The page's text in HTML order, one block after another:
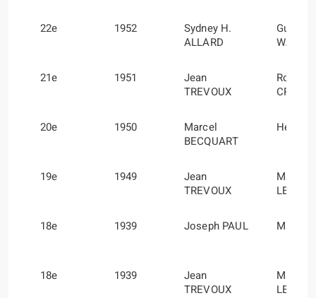
22e 1952
Sydney H.
ALLARD
Guy
21e 1951
Jean
TREVOUX
Roger
20e 1950
Marcel
BECQUART
Henri
19e 1949
Jean
TREVOUX
Marcel
18e 1939 Joseph PAUL Marcel
18e 1939
Jean
TREVOUX
Marcel